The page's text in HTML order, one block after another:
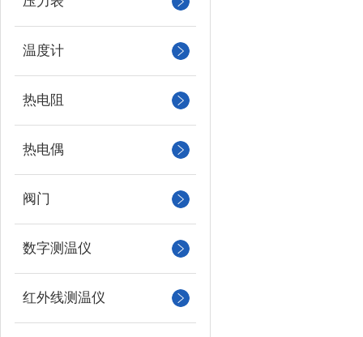
温度计
热电阻
热电偶
阀门
数字测温仪
红外线测温仪